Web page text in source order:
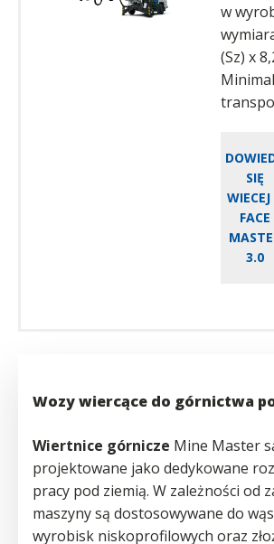
w
(Sz) x
SIĘ
WIECEJ
FACE
3.0
Wozy wiercące do górnictwa
Wiertnice górnicze Mine Master
projektowane jako dedykowane
pracy pod ziemią. W zależności od
maszyny są dostosowywane do
wyrobisk niskoprofilowych oraz